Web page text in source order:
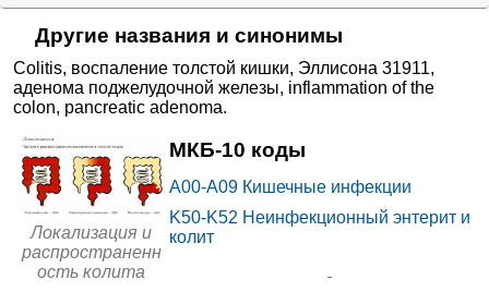
МЕДСИ в Бутово
Москва, ул. Старокачаловская,
д. 3, корп. 3
+7(495..показать
Запись
МЕДСИ на Пречистенке
Москва, Зубовский б-р, д. 22/39
+7(495
МЕДСИ в
Благовещенском переулке
Москва, Благовещенский пер., д.
6, стр. 1
от
Другие названия и синонимы
Colitis, воспаление толстой кишки, Эллисона 31911,
аденома поджелудочной железы, inflammation of the
colon, pancreatic adenoma.
Локализация и
распространенн
ость колита
МКБ-10 коды
A00-A09 Кишечные инфекции
K50-K52 Неинфекционный энтерит и
колит